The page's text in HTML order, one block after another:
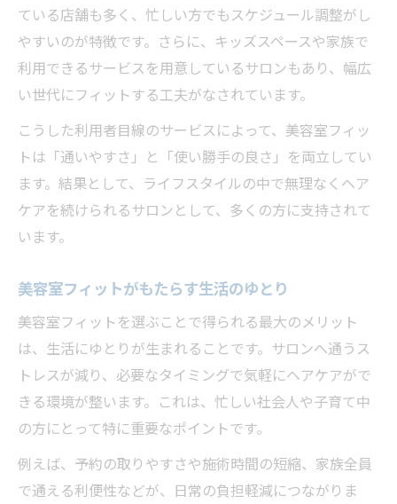
ている店舗も多く、忙しい方でもスケジュール調整がし
やすいのが特徴です。さらに、キッズスペースや家族で
利用できるサービスを用意しているサロンもあり、幅広
い世代にフィットする工夫がなされています。
こうした利用者目線のサービスによって、美容室フィッ
トは「通いやすさ」と「使い勝手の良さ」を両立してい
ます。結果として、ライフスタイルの中で無理なくヘア
ケアを続けられるサロンとして、多くの方に支持されて
います。
美容室フィットがもたらす生活のゆとり
美容室フィットを選ぶことで得られる最大のメリット
は、生活にゆとりが生まれることです。サロンへ通うス
トレスが減り、必要なタイミングで気軽にヘアケアがで
きる環境が整います。これは、忙しい社会人や子育て中
の方にとって特に重要なポイントです。
例えば、予約の取りやすさや施術時間の短縮、家族全員
で通える利便性などが、日常の負担軽減につながりま